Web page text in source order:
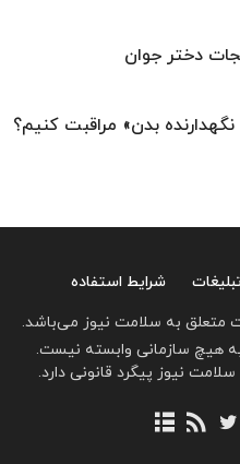
دختر جوان
بدن» مراقبت کنیم؟
شرایط استفاده
متعلق به سلامت نیوز می‌باشد.
هیچ سازمانی وابسته نیست.
نیوز پیگرد قانونی دارد.